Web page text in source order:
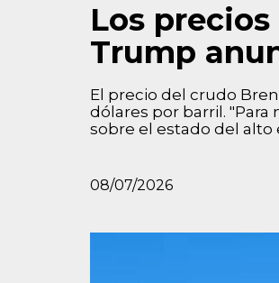
Los
Trump
El precio del crudo
dólares por barril.
sobre el estado del alto
08/07/2026